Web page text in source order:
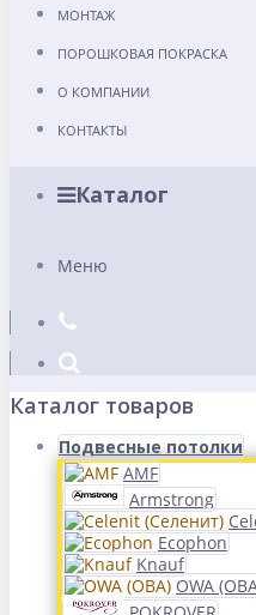
МОНТАЖ
ПОРОШКОВАЯ ПОКРАСКА
О КОМПАНИИ
КОНТАКТЫ
Каталог
Меню
Каталог товаров
Подвесные потолки
AMF
Armstrong
Ecophon
Knauf
OWA